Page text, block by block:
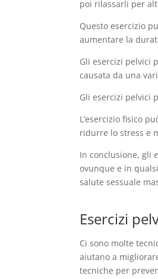
poi rilassarli per
Questo esercizio
aumentare la
Gli esercizi pelvici
causata da una
Gli esercizi pelvici
L’esercizio fisico
ridurre lo stress e
In conclusione, gli
ovunque e in
salute sessuale
Esercizi
Ci sono molte
aiutano a
tecniche per